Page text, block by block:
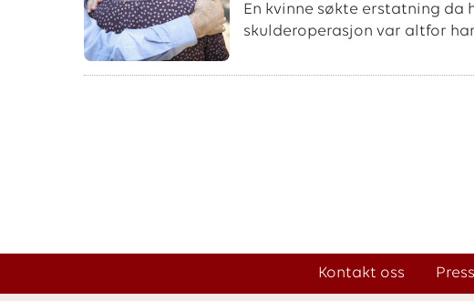
En kvinne søkte erstatning da
skulderoperasjon var altfor
Kontakt oss